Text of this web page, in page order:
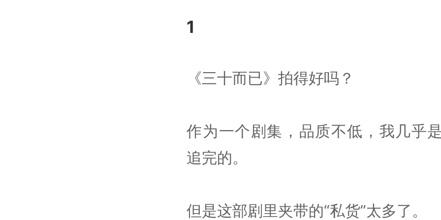
1
《三十而已》拍得好吗？
作为一个剧集，品质不低，我几乎
追完的。
但是这部剧里夹带的“私货”太多了。